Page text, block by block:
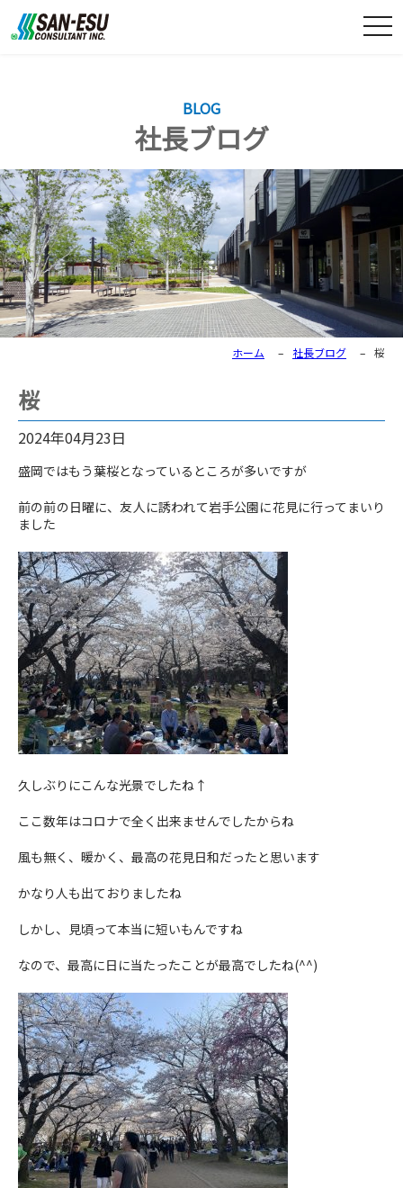
BLOG
社長ブログ
ホーム – 社長ブログ – 桜
桜
2024年04月23日
盛岡ではもう葉桜となっているところが多いですが
前の前の日曜に、友人に誘われて岩手公園に花見に行ってまいり
ました
久しぶりにこんな光景でしたね↑
ここ数年はコロナで全く出来ませんでしたからね
風も無く、暖かく、最高の花見日和だったと思います
かなり人も出ておりましたね
しかし、見頃って本当に短いもんですね
なので、最高に日に当たったことが最高でしたね(^^)